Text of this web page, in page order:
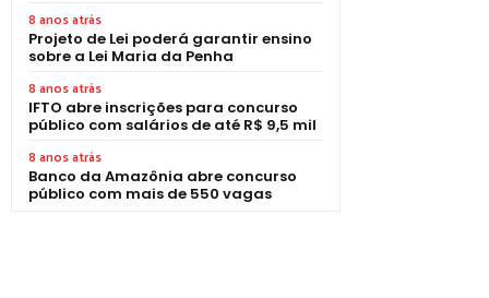
8 anos atrás
Projeto de Lei poderá garantir ensino
sobre a Lei Maria da Penha
8 anos atrás
IFTO abre inscrições para concurso
público com salários de até R$ 9,5 mil
8 anos atrás
Banco da Amazônia abre concurso
público com mais de 550 vagas